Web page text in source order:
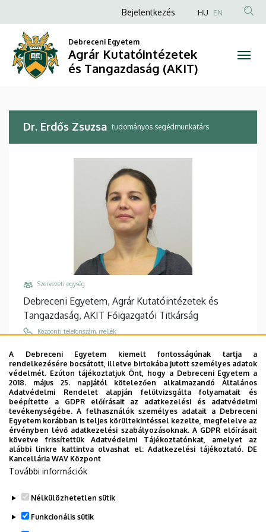
Erdős
Zsuzsa
Agrár
Kutatóintézetek
Tangazdaság
a
tartalomra
Anonim
fiók
menüje
Bejelentkezés HU EN
Debreceni Egyetem
Agrár Kutatóintézetek
és Tangazdaság (AKIT)
Dr. Erdős Zsuzsa tudományos segédmunkatárs
Szervezeti egység
Debreceni Egyetem, Agrár Kutatóintézetek és
Tangazdaság, AKIT Főigazgatói Titkárság
Központi telefonszám, mellék
Email
erdoszs@agr.unideb.hu
Cím
4032 Debrecen Böszörményi út 138
Épület, emelet, ajtó
"A" Főépület Tanulmányi épület, földszint, 59
Tudóstér profil
A Debreceni Egyetem kiemelt fontosságúnak tartja a
rendelkezésére bocsátott, illetve birtokába jutott személyes adatok
védelmét. Ezúton tájékoztatjuk Önt, hogy a Debreceni Egyetem a
2018. május 25. napjától kötelezően alkalmazandó Általános
Adatvédelmi Rendelet alapján felülvizsgálta folyamatait és
beépítette a GDPR előírásait az adatkezelési és adatvédelmi
tevékenységébe. A felhasználók személyes adatait a Debreceni
Egyetem korábban is teljes körültekintéssel kezelte, megfelelve az
érvényben lévő adatkezelési szabályozásoknak. A GDPR előírásait
követve frissítettük Adatvédelmi Tájékoztatónkat, amelyet az
alábbi linkre kattintva olvashat el:Adatkezelési tájékoztató. DE
Kancellária WAV Központ
További információk
Nélkülözhetetlen sütik
Funkcionális sütik